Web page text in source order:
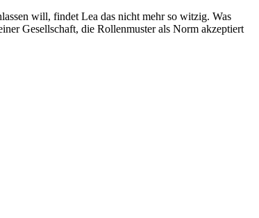
will, findet Lea das nicht mehr so witzig. Was
Gesellschaft, die Rollenmuster als Norm akzeptiert